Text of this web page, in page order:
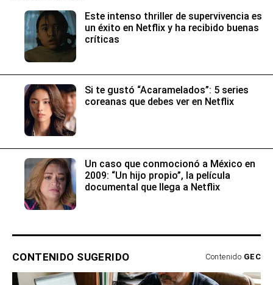
Este intenso thriller de supervivencia es
un éxito en Netflix y ha recibido buenas
críticas
Si te gustó “Acaramelados”: 5 series
coreanas que debes ver en Netflix
Un caso que conmocionó a México en
2009: “Un hijo propio”, la película
documental que llega a Netflix
CONTENIDO SUGERIDO Contenido GEC